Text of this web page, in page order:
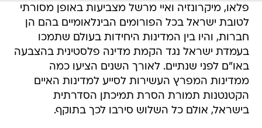
פלאו, מיקרונזיה ואיי מרשל מצביעות באופן מסורתי
לטובת ישראל בכל הפורומים הבינלאומיים בהם הן
חברות, והיו בין המדינות היחידות בעולם שתמכו
בעמדת ישראל נגד הקמת מדינה פלסטינית בהצבעה
באו"ם לפני שנתיים. לאורך השנים הציעו כמה
ממדינות המפרץ העשירות לסייע למדינות האיים
הקטנטנות תמורת הסרת תמיכתן הסדרתית
בישראל, אולם כל השלוש סירבו לכך בתוקף.